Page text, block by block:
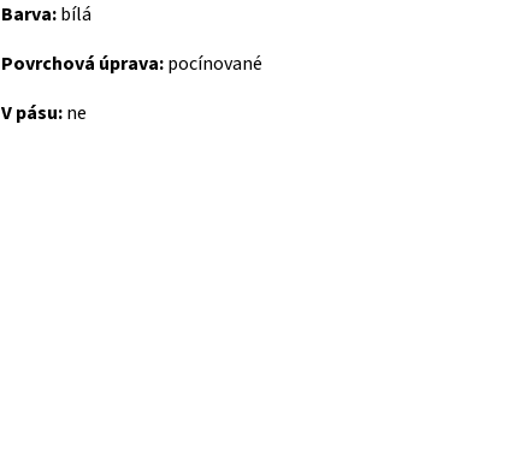
Barva:bílá
Povrchová úprava:pocínované
V pásu:ne